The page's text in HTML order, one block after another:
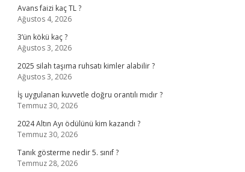
Avans faizi kaç TL ?
Ağustos 4, 2026
3’ün kökü kaç ?
Ağustos 3, 2026
2025 silah taşıma ruhsatı kimler alabilir ?
Ağustos 3, 2026
İş uygulanan kuvvetle doğru orantılı mıdır ?
Temmuz 30, 2026
2024 Altın Ayı ödülünü kim kazandı ?
Temmuz 30, 2026
Tanık gösterme nedir 5. sınıf ?
Temmuz 28, 2026